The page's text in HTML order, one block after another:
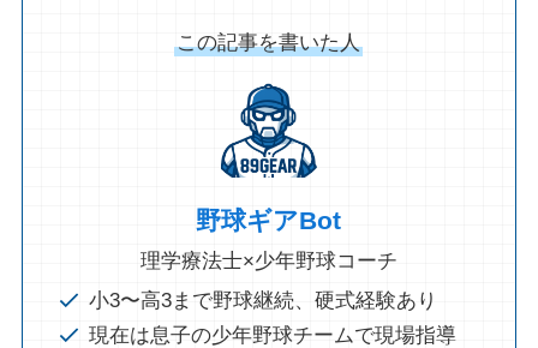
この記事を書いた人
野球ギアBot
理学療法士×少年野球コーチ
小3〜高3まで野球継続、硬式経験あり
現在は息子の少年野球チームで現場指導